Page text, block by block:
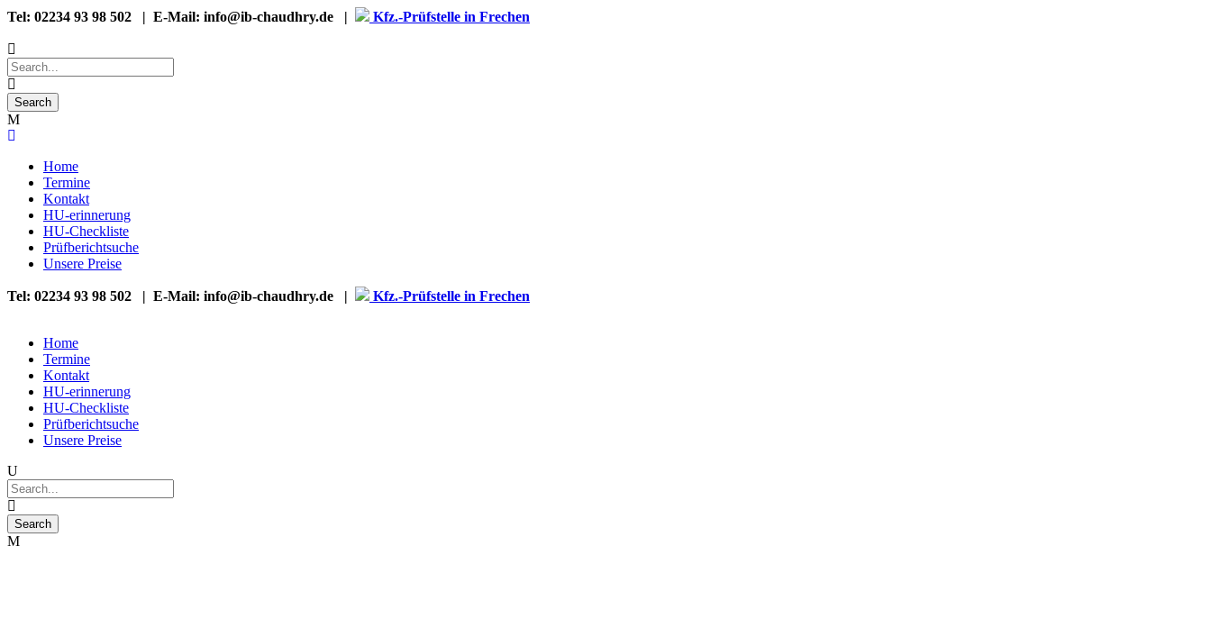
Tel: 02234 93 98 502 | E-Mail: info@ib-chaudhry.de | Kfz.-Prüfstelle in Frechen
Home
Termine
Kontakt
HU-erinnerung
HU-Checkliste
Prüfberichtsuche
Unsere Preise
Tel: 02234 93 98 502 | E-Mail: info@ib-chaudhry.de | Kfz.-Prüfstelle in Frechen
Home
Termine
Kontakt
HU-erinnerung
HU-Checkliste
Prüfberichtsuche
Unsere Preise